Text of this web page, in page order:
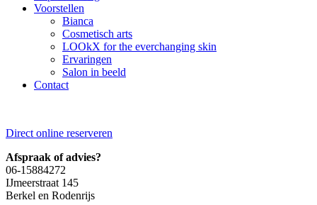
Voorstellen
Bianca
Cosmetisch arts
LOOkX for the everchanging skin
Ervaringen
Salon in beeld
Contact
Direct online reserveren
Afspraak of advies?
06-15884272
IJmeerstraat 145
Berkel en Rodenrijs